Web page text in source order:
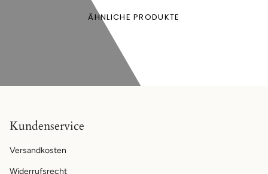
ÄHNLICHE PRODUKTE
Kundenservice
Versandkosten
Widerrufsrecht